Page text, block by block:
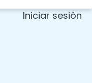
Iniciar sesión